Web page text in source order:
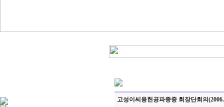
고성이씨용헌공파종중 회장단회의